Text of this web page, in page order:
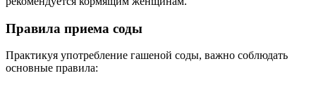
Правила приема соды
Практикуя употребление гашеной соды, важно соблюдать
основные правила: